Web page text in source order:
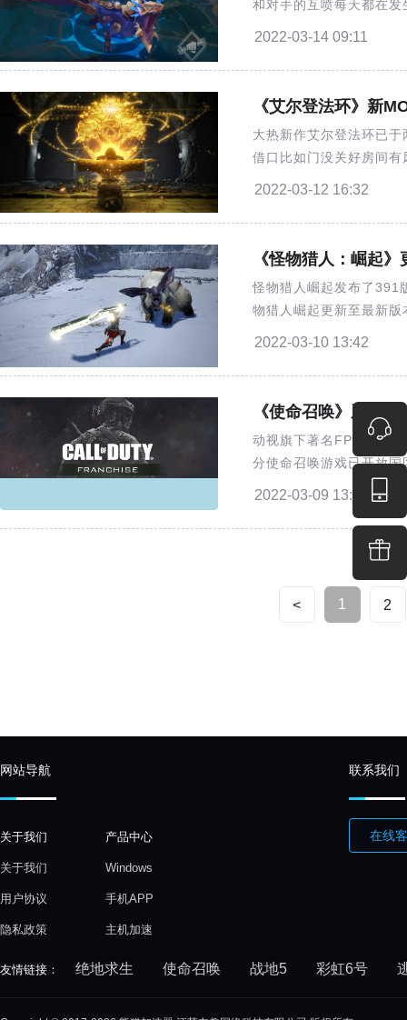
和对手的互喷每天都在
2022-03-14 09:11
《艾尔登法环》新
大热新作艾尔登法环已
借口比如门没关好房间
2022-03-12 16:32
《怪物猎人：崛起
怪物猎人崛起发布了391
物猎人崛起更新至最新
2022-03-10 13:42
《使命召唤》系列
动视旗下著名FPS游戏
分使命召唤游戏已开放
2022-03-09 13:32
< 1 2
网站导航
关于我们
关于我们
用户协议
隐私政策
产品中心
Windows
手机APP
主机加速
联系我们
在线
友情链接： 绝地求生 使命召唤 战地5 彩虹6号